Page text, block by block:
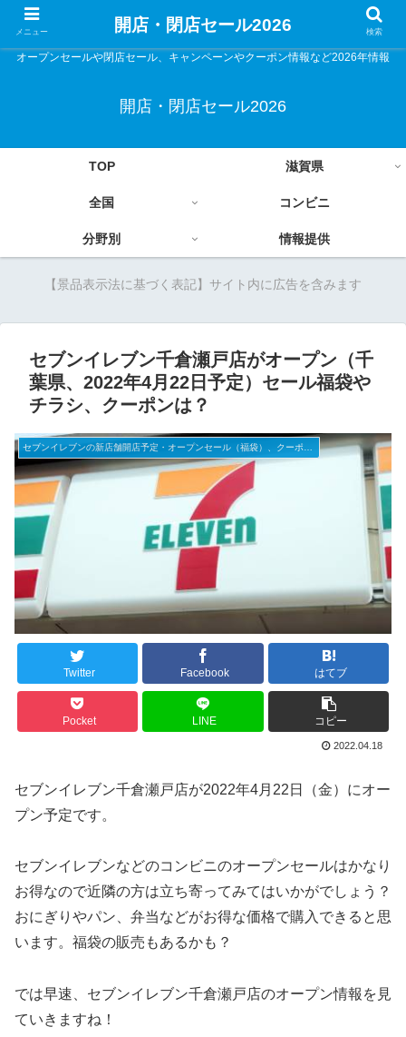
オープンセールや閉店セール、キャンペーンやクーポン情報など2026年情報
開店・閉店セール2026
TOP 滋賀県
全国 コンビニ
分野別 情報提供
【景品表示法に基づく表記】サイト内に広告を含みます
セブンイレブン千倉瀬戸店がオープン（千
葉県、2022年4月22日予定）セール福袋や
チラシ、クーポンは？
Twitter Facebook はてブ
Pocket LINE コピー
2022.04.18
セブンイレブン千倉瀬戸店が2022年4月22日（金）にオー
プン予定です。
セブンイレブンなどのコンビニのオープンセールはかなり
お得なので近隣の方は立ち寄ってみてはいかがでしょう？
おにぎりやパン、弁当などがお得な価格で購入できると思
います。福袋の販売もあるかも？
では早速、セブンイレブン千倉瀬戸店のオープン情報を見
ていきますね！
メニュー 開店・閉店セール2026 検索